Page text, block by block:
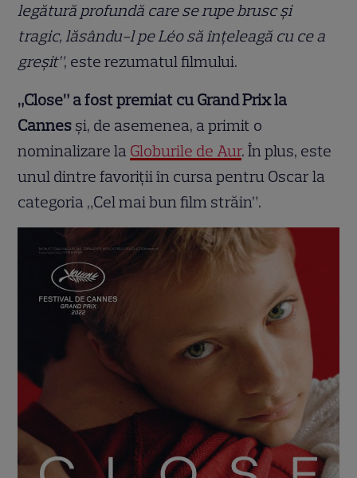
legătură profundă care se rupe brusc și
tragic, lăsându-l pe Léo să înţeleagă cu ce a
greşit”, este rezumatul filmului.
„Close” a fost premiat cu Grand Prix la
Cannes și, de asemenea, a primit o
nominalizare la Globurile de Aur. În plus, este
unul dintre favoriții în cursa pentru Oscar la
categoria „Cel mai bun film străin”.